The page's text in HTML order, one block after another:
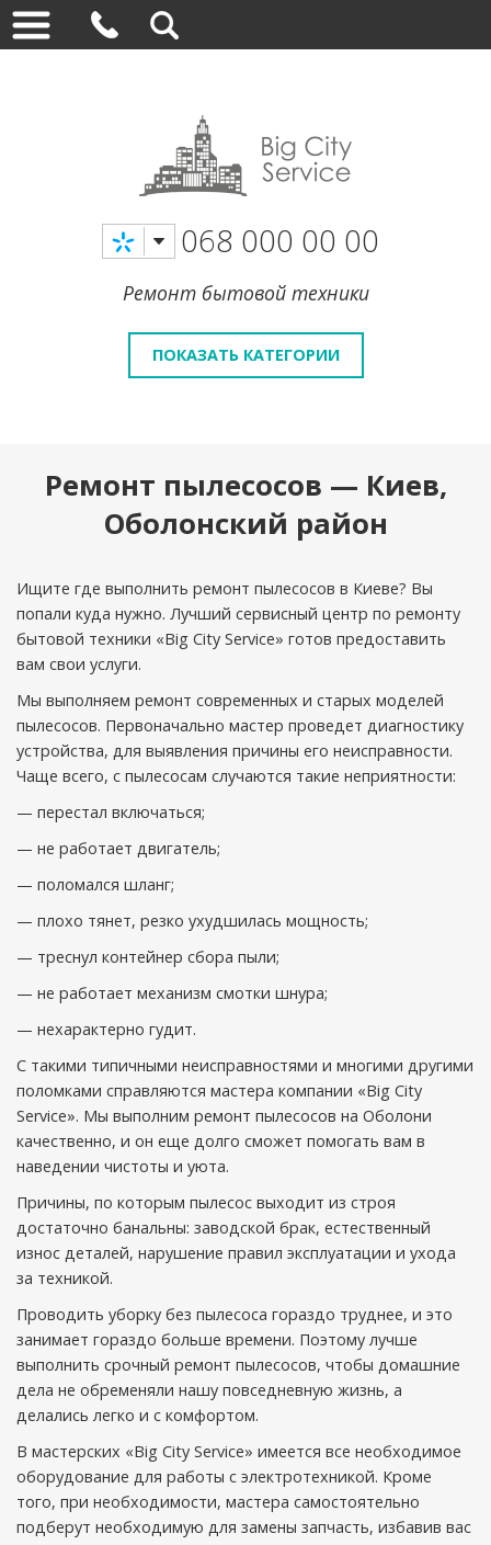
068 000 00 00
Ремонт бытовой техники
ПОКАЗАТЬ КАТЕГОРИИ
Ремонт пылесосов — Киев,
Оболонский район
Ищите где выполнить ремонт пылесосов в Киеве? Вы
попали куда нужно. Лучший сервисный центр по ремонту
бытовой техники «Big City Service» готов предоставить
вам свои услуги.
Мы выполняем ремонт современных и старых моделей
пылесосов. Первоначально мастер проведет диагностику
устройства, для выявления причины его неисправности.
Чаще всего, с пылесосам случаются такие неприятности:
— перестал включаться;
— не работает двигатель;
— поломался шланг;
— плохо тянет, резко ухудшилась мощность;
— треснул контейнер сбора пыли;
— не работает механизм смотки шнура;
— нехарактерно гудит.
С такими типичными неисправностями и многими другими
поломками справляются мастера компании «Big City
Service». Мы выполним ремонт пылесосов на Оболони
качественно, и он еще долго сможет помогать вам в
наведении чистоты и уюта.
Причины, по которым пылесос выходит из строя
достаточно банальны: заводской брак, естественный
износ деталей, нарушение правил эксплуатации и ухода
за техникой.
Проводить уборку без пылесоса гораздо труднее, и это
занимает гораздо больше времени. Поэтому лучше
выполнить срочный ремонт пылесосов, чтобы домашние
дела не обременяли нашу повседневную жизнь, а
делались легко и с комфортом.
В мастерских «Big City Service» имеется все необходимое
оборудование для работы с электротехникой. Кроме
того, при необходимости, мастера самостоятельно
подберут необходимую для замены запчасть, избавив вас